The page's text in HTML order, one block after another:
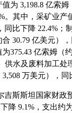
为 3,198.8 亿索姆
。其中，采矿业产
同比下降 22.4%；
30.79 亿美元），
375.43 亿索姆（
供水及废料加工处
万美元），同
斯斯坦国家财政
降 9.1%，支出约